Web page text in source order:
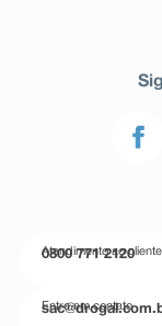
Atendimento ao cliente
0800 771 2120
Entre em contato